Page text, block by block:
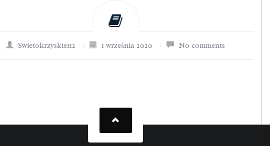
Swietokrzyskie112 / 1 września 2020 / No comments